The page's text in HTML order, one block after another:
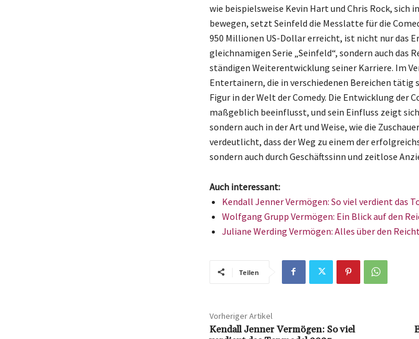
wie beispielsweise Kevin Hart und Chris Rock, sich
bewegen, setzt Seinfeld die Messlatte für die
950 Millionen US-Dollar erreicht, ist nicht nur das
gleichnamigen Serie „Seinfeld“, sondern auch das
ständigen Weiterentwicklung seiner Karriere. Im
Entertainern, die in verschiedenen Bereichen tätig
Figur in der Welt der Comedy. Die Entwicklung der
maßgeblich beeinflusst, und sein Einfluss zeigt
sondern auch in der Art und Weise, wie die
verdeutlicht, dass der Weg zu einem der
sondern auch durch Geschäftssinn und zeitlose
Auch interessant:
Kendall Jenner Vermögen: So viel verdient das
Wolfgang Grupp Vermögen: Ein Blick auf den
Juliane Werding Vermögen: Alles über den
Teilen
Vorheriger Artikel
Kendall Jenner Vermögen: So viel